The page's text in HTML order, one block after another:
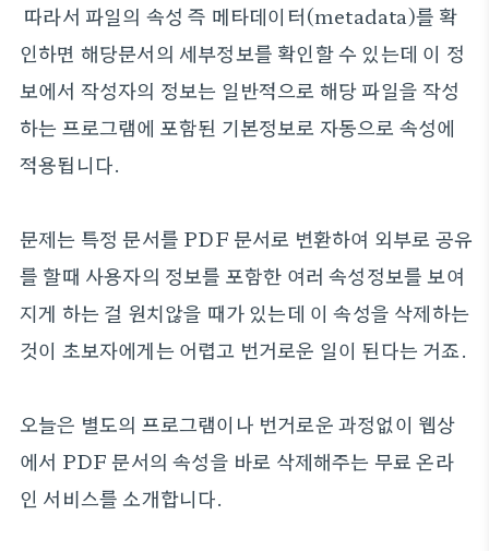
따라서 파일의 속성 즉 메타데이터(metadata)를 확
인하면 해당문서의 세부정보를 확인할 수 있는데 이 정
보에서 작성자의 정보는 일반적으로 해당 파일을 작성
하는 프로그램에 포함된 기본정보로 자동으로 속성에
적용됩니다.
문제는 특정 문서를 PDF 문서로 변환하여 외부로 공유
를 할때 사용자의 정보를 포함한 여러 속성정보를 보여
지게 하는 걸 원치않을 때가 있는데 이 속성을 삭제하는
것이 초보자에게는 어렵고 번거로운 일이 된다는 거죠.
오늘은 별도의 프로그램이나 번거로운 과정없이 웹상
에서 PDF 문서의 속성을 바로 삭제해주는 무료 온라
인 서비스를 소개합니다.